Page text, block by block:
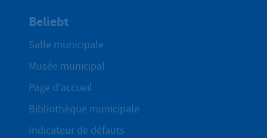
Beliebt
Salle municipale
Musée municipal
Page d'accueil
Bibliothèque municipale
Indicateur de défauts